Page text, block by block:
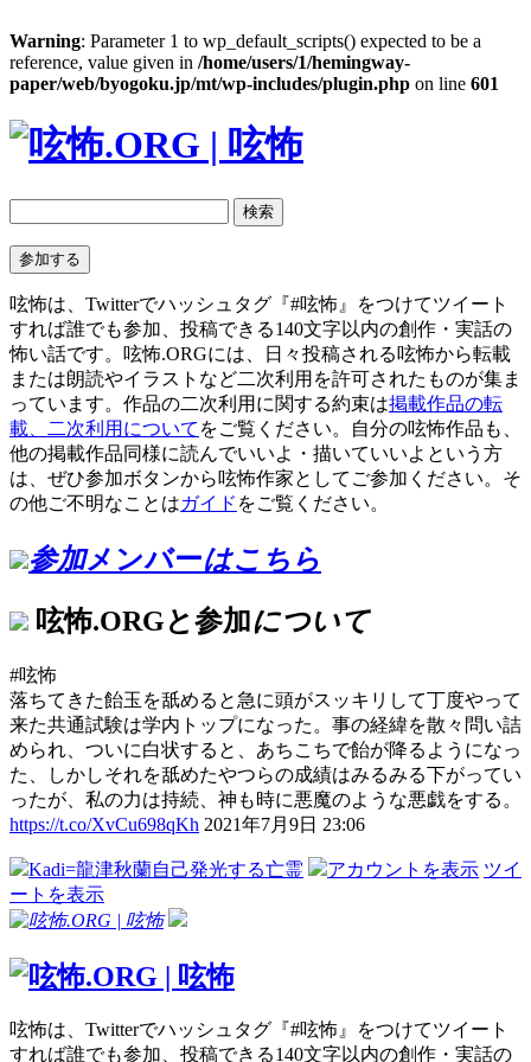
Warning: Parameter 1 to wp_default_scripts() expected to be a
reference, value given in /home/users/1/hemingway-
paper/web/byogoku.jp/mt/wp-includes/plugin.php on line 601
呟怖は、Twitterでハッシュタグ『#呟怖』をつけてツイート
すれば誰でも参加、投稿できる140文字以内の創作・実話の
怖い話です。呟怖.ORGには、日々投稿される呟怖から転載
または朗読やイラストなど二次利用を許可されたものが集ま
っています。作品の二次利用に関する約束は掲載作品の転
載、二次利用について をご覧ください。自分の呟怖作品も、
他の掲載作品同様に読んでいいよ・描いていいよという方
は、ぜひ参加ボタンから呟怖作家としてご参加ください。そ
の他ご不明なことはガイド をご覧ください。
参加メンバーはこちら
呟怖.ORGと参加について
#呟怖
落ちてきた飴玉を舐めると急に頭がスッキリして丁度やって
来た共通試験は学内トップになった。事の経緯を散々問い詰
められ、ついに白状すると、あちこちで飴が降るようになっ
た、しかしそれを舐めたやつらの成績はみるみる下がってい
ったが、私の力は持続、神も時に悪魔のような悪戯をする。
https://t.co/XvCu698qKh 2021年7月9日 23:06
Kadi=龍津秋蘭自己発光する亡霊 アカウントを表示 ツイ
ートを表示
呟怖は、Twitterでハッシュタグ『#呟怖』をつけてツイート
すれば誰でも参加、投稿できる140文字以内の創作・実話の